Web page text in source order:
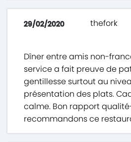
29/02/2020 thefork
Dîner entre amis non-
service a fait preuve de
gentillesse surtout au
présentation des plats.
calme. Bon rapport
recommandons ce